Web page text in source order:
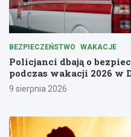
BEZPIECZEŃSTWO WAKACJE
Policjanci dbają o
podczas wakacji 2026 w
9 sierpnia 2026